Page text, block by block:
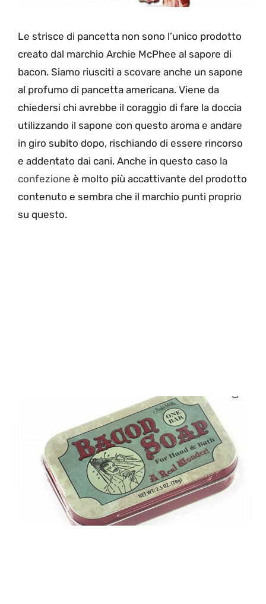
Le strisce di pancetta non sono l’unico prodotto
creato dal marchio Archie McPhee al sapore di
bacon. Siamo riusciti a scovare anche un sapone
al profumo di pancetta americana. Viene da
chiedersi chi avrebbe il coraggio di fare la doccia
utilizzando il sapone con questo aroma e andare
in giro subito dopo, rischiando di essere rincorso
e addentato dai cani. Anche in questo caso la
confezione è molto più accattivante del prodotto
contenuto e sembra che il marchio punti proprio
su questo.